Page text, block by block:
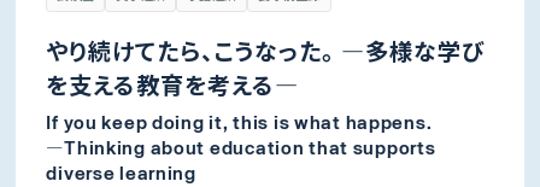
やり続けてたら、こうなった。 ―多様な学び
を支える教育を考える―
If you keep doing it, this is what happens.
―Thinking about education that supports
diverse learning